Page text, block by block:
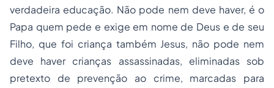
verdadeira educação. Não pode nem deve haver, é o
Papa quem pede e exige em nome de Deus e de seu
Filho, que foi criança também Jesus, não pode nem
deve haver crianças assassinadas, eliminadas sob
pretexto de prevenção ao crime, marcadas para